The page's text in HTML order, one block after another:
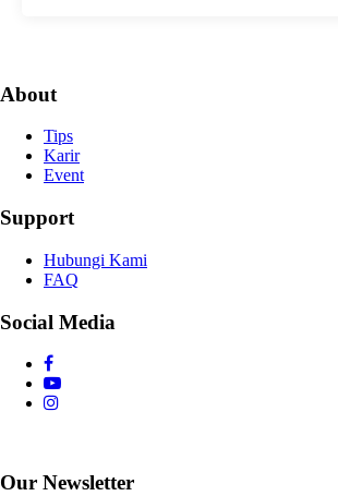
About
Tips
Karir
Event
Support
Hubungi Kami
FAQ
Social Media
Our Newsletter